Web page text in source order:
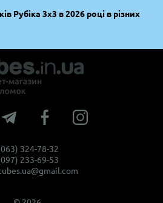
Рубіка 3х3 в 2026 році в різних
324-78-32
233-69-53